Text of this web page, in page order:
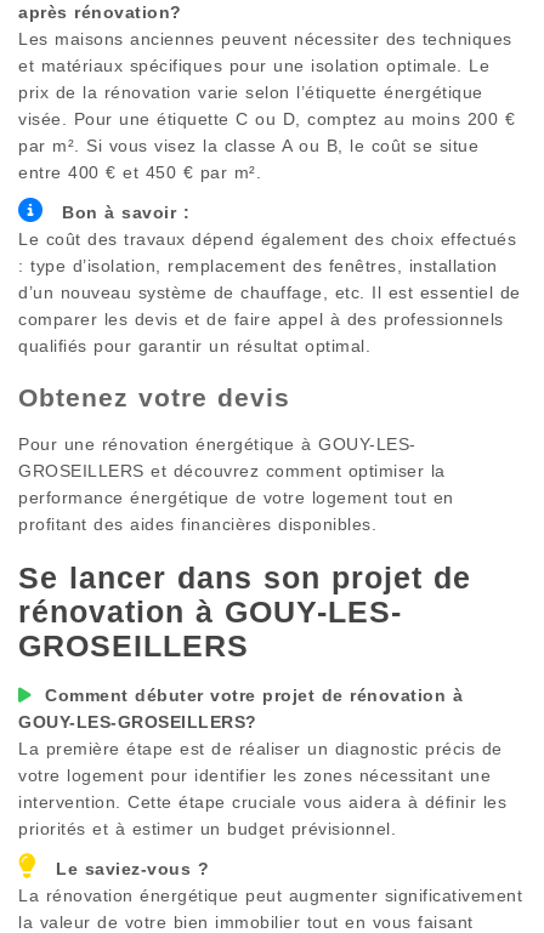
après rénovation?
Les maisons anciennes peuvent nécessiter des techniques
et matériaux spécifiques pour une isolation optimale. Le
prix de la rénovation varie selon l’étiquette énergétique
visée. Pour une étiquette C ou D, comptez au moins 200 €
par m². Si vous visez la classe A ou B, le coût se situe
entre 400 € et 450 € par m².
Bon à savoir :
Le coût des travaux dépend également des choix effectués
: type d’isolation, remplacement des fenêtres, installation
d’un nouveau système de chauffage, etc. Il est essentiel de
comparer les devis et de faire appel à des professionnels
qualifiés pour garantir un résultat optimal.
Obtenez votre devis
Pour une rénovation énergétique à GOUY-LES-
GROSEILLERS et découvrez comment optimiser la
performance énergétique de votre logement tout en
profitant des aides financières disponibles.
Se lancer dans son projet de
rénovation à GOUY-LES-
GROSEILLERS
Comment débuter votre projet de rénovation à
GOUY-LES-GROSEILLERS?
La première étape est de réaliser un diagnostic précis de
votre logement pour identifier les zones nécessitant une
intervention. Cette étape cruciale vous aidera à définir les
priorités et à estimer un budget prévisionnel.
Le saviez-vous ?
La rénovation énergétique peut augmenter significativement
la valeur de votre bien immobilier tout en vous faisant